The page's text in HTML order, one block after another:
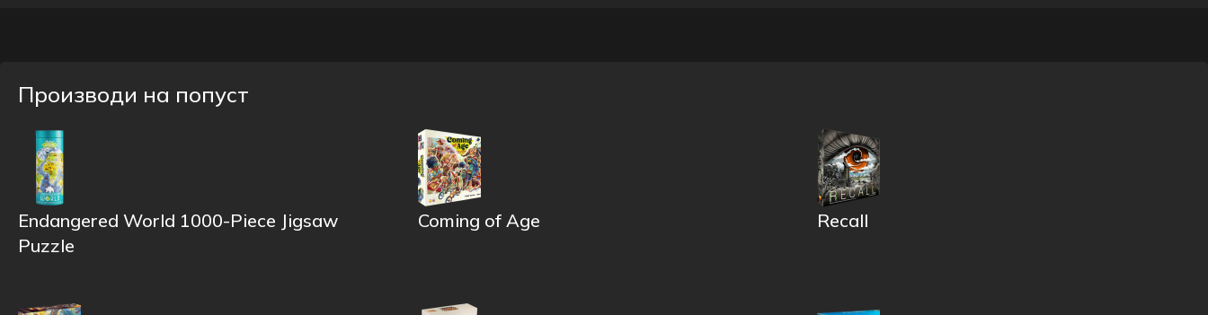
Производи на попуст
Endangered World 1000-Piece Jigsaw
Puzzle
Coming of Age Recall